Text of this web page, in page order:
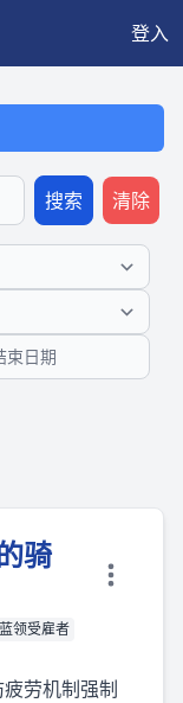
登入
搜索 清除
骑
蓝领受雇者
劳机制强制